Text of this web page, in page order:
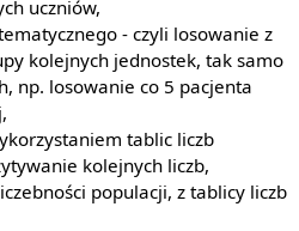
uczniów,
- czyli losowanie z
kolejnych jednostek, tak samo
np. losowanie co 5 pacjenta
tablic liczb
kolejnych liczb,
populacji, z tablicy liczb